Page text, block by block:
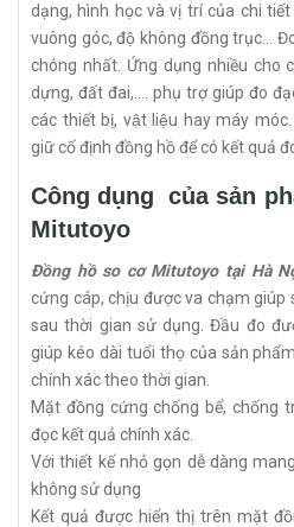
dạng, hình học và vị trí của chi
vuông góc, độ không đồng trục...
chóng nhất. Ứng dụng nhiều cho
dựng, đất đai,.... phụ trợ giúp đo
các thiết bị, vật liệu hay máy
giữ cố định đồng hồ để có kết quả
Công dụng của sản
Mitutoyo
Đồng hồ so cơ Mitutoyo tại Hà
cứng cáp, chịu được va chạm giúp
sau thời gian sử dụng. Đầu đo
giúp kéo dài tuổi thọ của sản
chính xác theo thời gian.
Mặt đồng cứng chống bể, chống
đọc kết quả chính xác.
Với thiết kế nhỏ gọn dễ dàng
không sử dụng
Kết quả được hiển thị trên mặt